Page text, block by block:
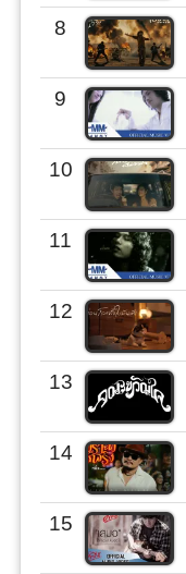
8
9
10
11
12
13
14
15